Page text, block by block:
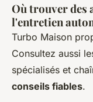
Où trouver des
l'entretien
Turbo Maison
Consultez aussi
spécialisés et
conseils fiables.